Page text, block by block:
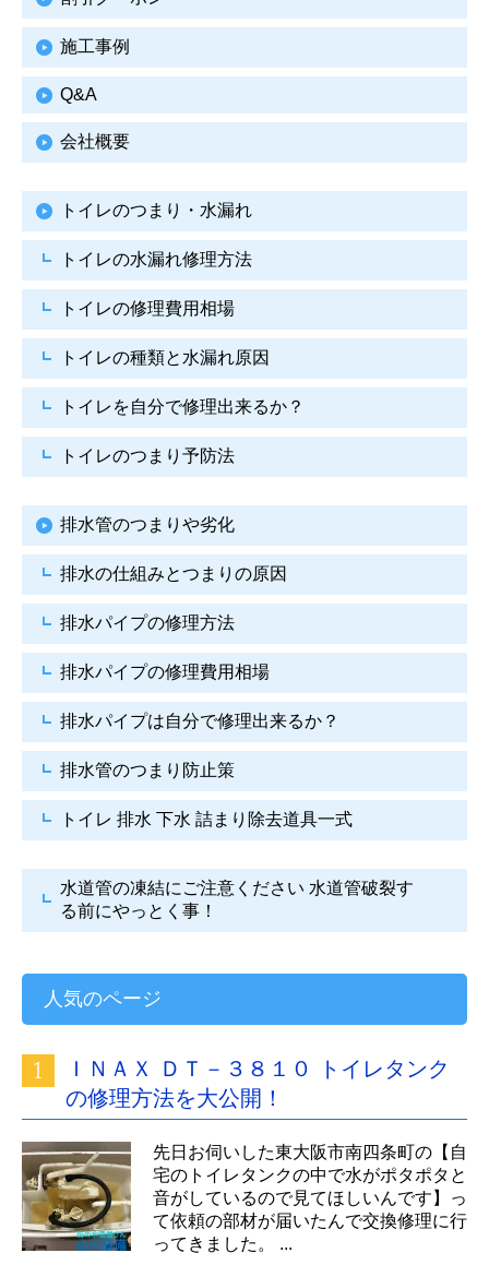
施工事例
Q&A
会社概要
トイレのつまり・水漏れ
トイレの水漏れ修理方法
トイレの修理費用相場
トイレの種類と水漏れ原因
トイレを自分で修理出来るか？
トイレのつまり予防法
排水管のつまりや劣化
排水の仕組みとつまりの原因
排水パイプの修理方法
排水パイプの修理費用相場
排水パイプは自分で修理出来るか？
排水管のつまり防止策
トイレ 排水 下水 詰まり除去道具一式
水道管の凍結にご注意ください 水道管破裂す
る前にやっとく事！
人気のページ
ＩＮＡＸ ＤＴ－３８１０ トイレタンク
の修理方法を大公開！
先日お伺いした東大阪市南四条町の【自
宅のトイレタンクの中で水がポタポタと
音がしているので見てほしいんです】っ
て依頼の部材が届いたんで交換修理に行
ってきました。 ...